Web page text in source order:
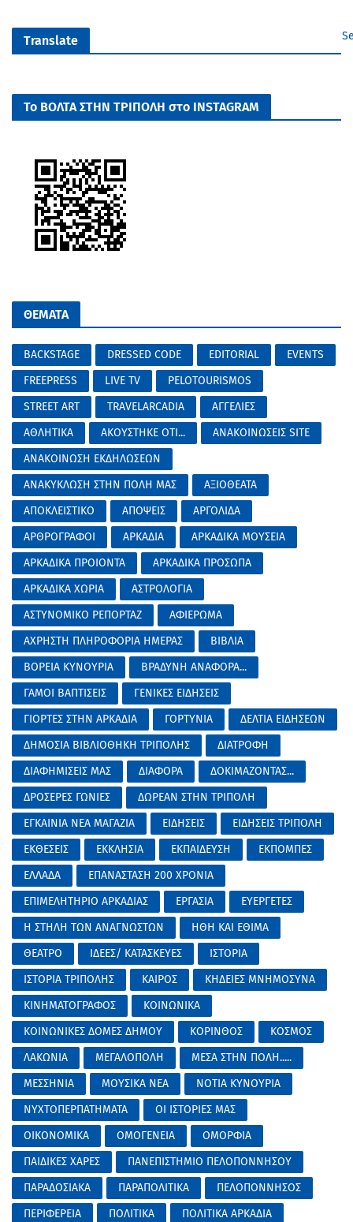
Translate
Το ΒΟΛΤΑ ΣΤΗΝ ΤΡΙΠΟΛΗ στο INSTAGRAM
ΘΕΜΑΤΑ
BACKSTAGE DRESSED CODE EDITORIAL
EVENTS
FREEPRESS
LIVE TV
PELOTOURISMOS
STREET ART
TRAVELARCADIA
ΑΓΓΕΛΙΕΣ
ΑΘΛΗΤΙΚΑ
ΑΚΟΥΣΤΗΚΕ ΟΤΙ...
ΑΝΑΚΟΙΝΩΣΕΙΣ SITE
ΑΝΑΚΟΙΝΩΣΗ ΕΚΔΗΛΩΣΕΩΝ
ΑΝΑΚΥΚΛΩΣΗ ΣΤΗΝ ΠΟΛΗ ΜΑΣ
ΑΞΙΟΘΕΑΤΑ
ΑΠΟΚΛΕΙΣΤΙΚΟ
ΑΠΟΨΕΙΣ
ΑΡΓΟΛΙΔΑ
ΑΡΘΡΟΓΡΑΦΟΙ
ΑΡΚΑΔΙΑ
ΑΡΚΑΔΙΚΑ ΜΟΥΣΕΙΑ
ΑΡΚΑΔΙΚΑ ΠΡΟΙΟΝΤΑ
ΑΡΚΑΔΙΚΑ ΠΡΟΣΩΠΑ
ΑΡΚΑΔΙΚΑ ΧΩΡΙΑ
ΑΣΤΡΟΛΟΓΙΑ
ΑΣΤΥΝΟΜΙΚΟ ΡΕΠΟΡΤΑΖ
ΑΦΙΕΡΩΜΑ
ΑΧΡΗΣΤΗ ΠΛΗΡΟΦΟΡΙΑ ΗΜΕΡΑΣ
ΒΙΒΛΙΑ
ΒΟΡΕΙΑ ΚΥΝΟΥΡΙΑ
ΒΡΑΔΥΝΗ ΑΝΑΦΟΡΑ...
ΓΑΜΟΙ ΒΑΠΤΙΣΕΙΣ
ΓΕΝΙΚΕΣ ΕΙΔΗΣΕΙΣ
ΓΙΟΡΤΕΣ ΣΤΗΝ ΑΡΚΑΔΙΑ
ΓΟΡΤΥΝΙΑ
ΔΕΛΤΙΑ ΕΙΔΗΣΕΩΝ
ΔΗΜΟΣΙΑ ΒΙΒΛΙΟΘΗΚΗ ΤΡΙΠΟΛΗΣ
ΔΙΑΤΡΟΦΗ
ΔΙΑΦΗΜΙΣΕΙΣ ΜΑΣ
ΔΙΑΦΟΡΑ
ΔΟΚΙΜΑΖΟΝΤΑΣ...
ΔΡΟΣΕΡΕΣ ΓΩΝΙΕΣ
ΔΩΡΕΑΝ ΣΤΗΝ ΤΡΙΠΟΛΗ
ΕΓΚΑΙΝΙΑ ΝΕΑ ΜΑΓΑΖΙΑ
ΕΙΔΗΣΕΙΣ
ΕΙΔΗΣΕΙΣ ΤΡΙΠΟΛΗ
ΕΚΘΕΣΕΙΣ
ΕΚΚΛΗΣΙΑ ΕΚΠΑΙΔΕΥΣΗ
ΕΚΠΟΜΠΕΣ
ΕΛΛΑΔΑ
ΕΠΑΝΑΣΤΑΣΗ 200 ΧΡΟΝΙΑ
ΕΠΙΜΕΛΗΤΗΡΙΟ ΑΡΚΑΔΙΑΣ
ΕΡΓΑΣΙΑ
ΕΥΕΡΓΕΤΕΣ
Η ΣΤΗΛΗ ΤΩΝ ΑΝΑΓΝΩΣΤΩΝ
ΗΘΗ ΚΑΙ ΕΘΙΜΑ
ΘΕΑΤΡΟ
ΙΔΕΕΣ/ ΚΑΤΑΣΚΕΥΕΣ
ΙΣΤΟΡΙΑ
ΙΣΤΟΡΙΑ ΤΡΙΠΟΛΗΣ
ΚΑΙΡΟΣ
ΚΗΔΕΙΕΣ ΜΝΗΜΟΣΥΝΑ
ΚΙΝΗΜΑΤΟΓΡΑΦΟΣ
ΚΟΙΝΩΝΙΚΑ
ΚΟΙΝΩΝΙΚΕΣ ΔΟΜΕΣ ΔΗΜΟΥ
ΚΟΡΙΝΘΟΣ
ΚΟΣΜΟΣ
ΛΑΚΩΝΙΑ
ΜΕΓΑΛΟΠΟΛΗ
ΜΕΣΑ ΣΤΗΝ ΠΟΛΗ.....
ΜΕΣΣΗΝΙΑ
ΜΟΥΣΙΚΑ ΝΕΑ
ΝΟΤΙΑ ΚΥΝΟΥΡΙΑ
ΝΥΧΤΟΠΕΡΠΑΤΗΜΑΤΑ
ΟΙ ΙΣΤΟΡΙΕΣ ΜΑΣ
ΟΙΚΟΝΟΜΙΚΑ
ΟΜΟΓΕΝΕΙΑ
ΟΜΟΡΦΙΑ
ΠΑΙΔΙΚΕΣ ΧΑΡΕΣ
ΠΑΝΕΠΙΣΤΗΜΙΟ ΠΕΛΟΠΟΝΝΗΣΟΥ
ΠΑΡΑΔΟΣΙΑΚΑ
ΠΑΡΑΠΟΛΙΤΙΚΑ
ΠΕΛΟΠΟΝΝΗΣΟΣ
ΠΕΡΙΦΕΡΕΙΑ
ΠΟΛΙΤΙΚΑ
ΠΟΛΙΤΙΚΑ ΑΡΚΑΔΙΑ